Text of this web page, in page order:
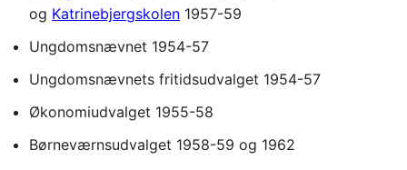
og Katrinebjergskolen 1957-59
Ungdomsnævnet 1954-57
Ungdomsnævnets fritidsudvalget 1954-57
Økonomiudvalget 1955-58
Børneværnsudvalget 1958-59 og 1962